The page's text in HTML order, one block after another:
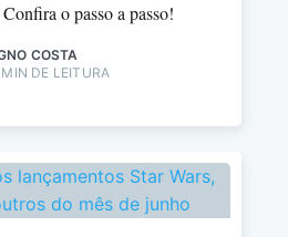
o passo a passo!
COSTA
MIN DE LEITURA